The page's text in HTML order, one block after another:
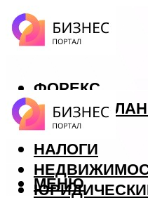
ФОРЕКС
БИЗНЕС
КРЕДИТЫ
НАЛОГИ
МЕНЮ